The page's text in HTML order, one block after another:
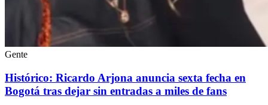
Gente
Histórico: Ricardo Arjona anuncia sexta fecha en
Bogotá tras dejar sin entradas a miles de fans